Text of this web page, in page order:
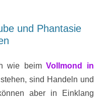
und Phantasie
wie beimVollmond in
sind Handeln und
aber in Einklang